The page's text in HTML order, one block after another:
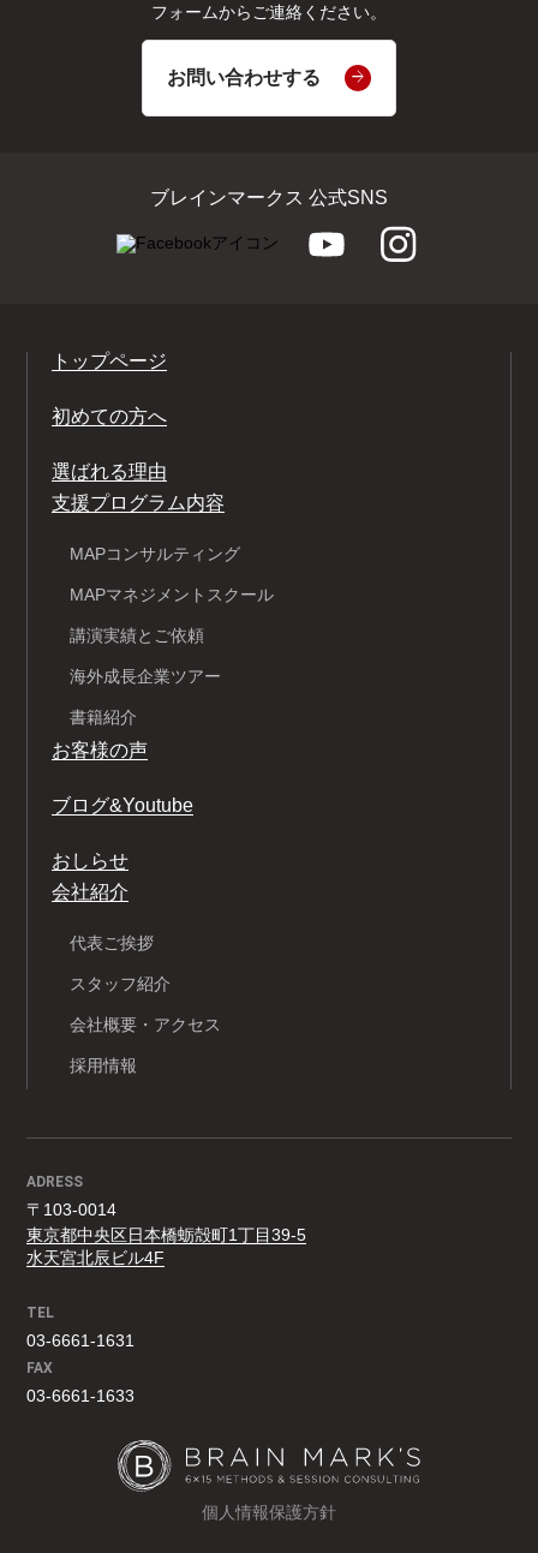
フォームからご連絡ください。
お問い合わせする
ブレインマークス 公式SNS
トップページ
初めての方へ
選ばれる理由
支援プログラム内容
MAPコンサルティング
MAPマネジメントスクール
講演実績とご依頼
海外成長企業ツアー
書籍紹介
お客様の声
ブログ&Youtube
おしらせ
会社紹介
代表ご挨拶
スタッフ紹介
会社概要・アクセス
採用情報
ADRESS
〒103-0014
東京都中央区日本橋蛎殻町1丁目39-5
水天宮北辰ビル4F
TEL
03-6661-1631
FAX
03-6661-1633
個人情報保護方針